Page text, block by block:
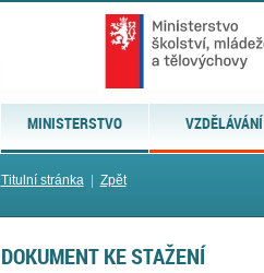
MINISTERSTVO VZDĚLÁVÁNÍ
Titulní stránka| Zpět
DOKUMENT KE STAŽENÍ